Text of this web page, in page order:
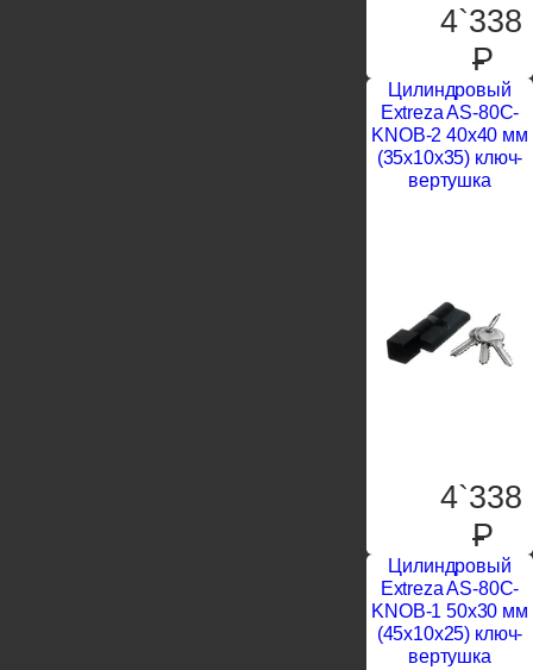
4`338
P
Цилиндровый
Extreza AS-80C-
KNOB-2 40x40 мм
(35x10x35) ключ-
вертушка
4`338
P
Цилиндровый
Extreza AS-80C-
KNOB-1 50x30 мм
(45x10x25) ключ-
вертушка